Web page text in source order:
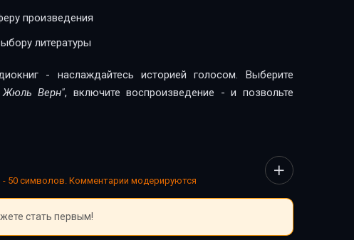
произведения
литературы
- наслаждайтесь историей голосом. Выберите
Жюль Верн", включите воспроизведение - и позвольте
50 символов. Комментарии модерируются
стать первым!